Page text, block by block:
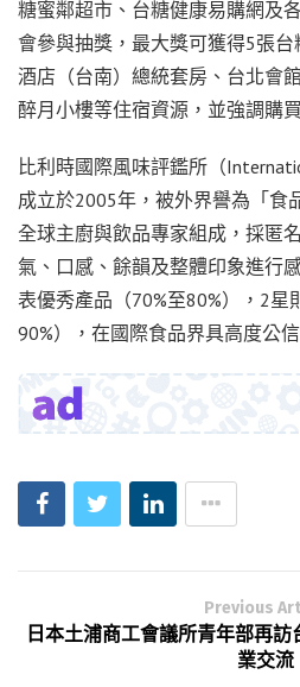
糖蜜鄰超市、台糖健康易購網及
會參與抽獎，最大獎可獲得5張
酒店（台南）總統套房、台北會
醉月小樓等住宿資源，並強調購
比利時國際風味評鑑所（
成立於2005年，被外界譽為「食
全球主廚與飲品專家組成，採匿
氣、口感、餘韻及整體印象進行
表優秀產品（70%至80%），2星
90%），在國際食品界具高度公信
Previous
日本土浦商工會議所青年部再
業交流